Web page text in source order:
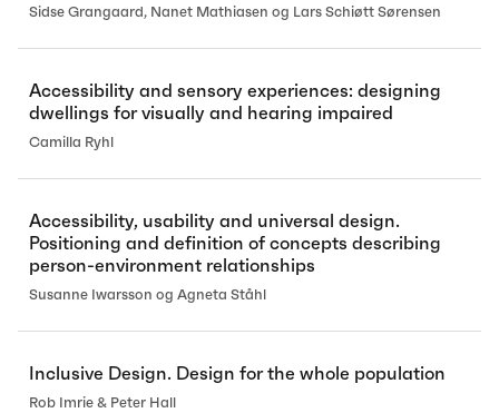
Sidse Grangaard, Nanet Mathiasen og Lars Schiøtt Sørensen
Accessibility and sensory experiences: designing
dwellings for visually and hearing impaired
Camilla Ryhl
Accessibility, usability and universal design.
Positioning and definition of concepts describing
person-environment relationships
Susanne Iwarsson og Agneta Ståhl
Inclusive Design. Design for the whole population
Rob Imrie & Peter Hall